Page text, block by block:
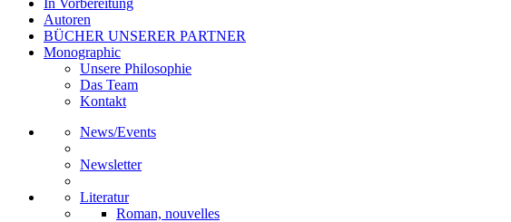
In Vorbereitung
Autoren
BÜCHER UNSERER PARTNER
Monographic
Unsere Philosophie
Das Team
Kontakt
News/Events
Newsletter
Literatur
Roman, nouvelles